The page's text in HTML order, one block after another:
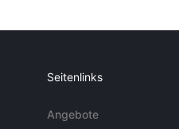
Seitenlinks
Angebote